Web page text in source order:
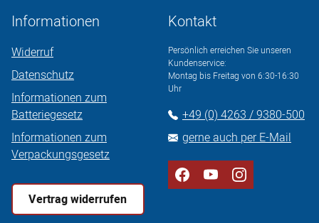
Informationen
Widerruf
Datenschutz
Informationen zum
Batteriegesetz
Informationen zum
Verpackungsgesetz
Vertrag widerrufen
Kontakt
Persönlich erreichen Sie unseren
Kundenservice:
Montag bis Freitag von 6:30-16:30
Uhr
+49 (0) 4263 / 9380-500
gerne auch per E-Mail